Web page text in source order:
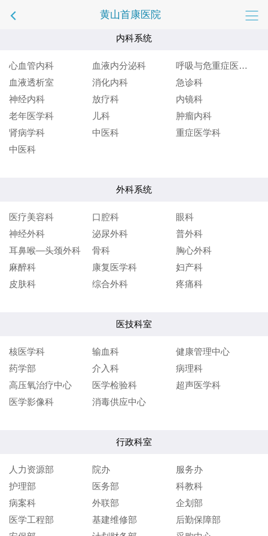
黄山首康医院
内科系统
心血管内科 血液内分泌科
呼吸与危重症医学科
血液透析室
消化内科
急诊科
神经内科
放疗科
内镜科
老年医学科
儿科
肿瘤内科
肾病学科
中医科
重症医学科
中医科
外科系统
医疗美容科 口腔科
眼科
神经外科
泌尿外科
普外科
耳鼻喉—头颈外科
骨科
胸心外科
麻醉科
康复医学科
妇产科
皮肤科
综合外科 疼痛科
医技科室
核医学科 输血科
健康管理中心
药学部
介入科
病理科
高压氧治疗中心
医学检验科
超声医学科
医学影像科
消毒供应中心
行政科室
人力资源部 院办
服务办
护理部
医务部
科教科
病案科
外联部
企划部
医学工程部
基建维修部
后勤保障部